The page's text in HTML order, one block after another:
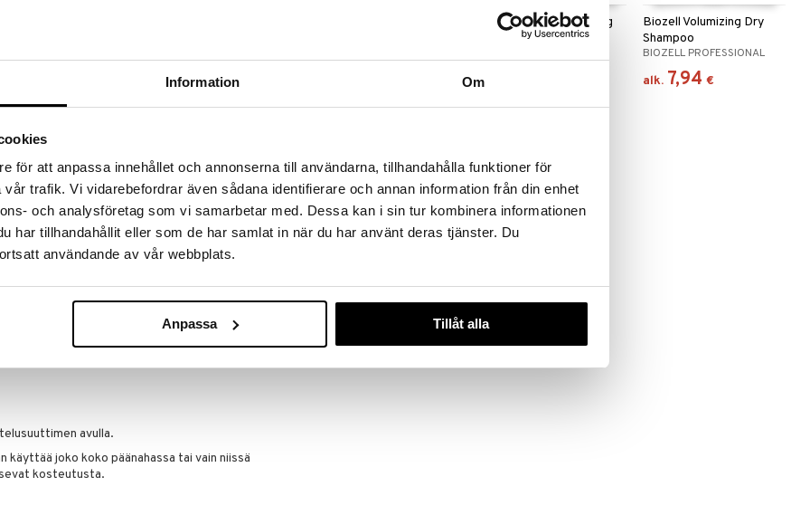
Information Om
för att anpassa innehållet och annonserna till användarna, tillhandahålla funktioner för
trafik. Vi vidarebefordrar även sådana identifierare och annan information från din enhet
och analysföretag som vi samarbetar med. Dessa kan i sin tur kombinera informationen
har tillhandahållit eller som de har samlat in när du har använt deras tjänster. Du
användande av vår webbplats.
Anpassa Tillåt alla
jätettävä hoitotuote, joka tarjoaa
hiuspohjasta ja tarvitset helpotusta kutinaan
betaiini (kierrätetty) ja kauraksylitoli
tulehdusta ehkäisevistä ja huokosia supistavista
ihanteellisen myös hiuspohjan hoitoon.
avulla.
käyttää joko koko päänahassa tai vain niissä
kosteutusta.
Biozell Scalp Hydrating
Shampoo
10,96
Biozell Volumizing Dry
Shampoo
BIOZELL PROFESSIONAL
alk. 7,94 €